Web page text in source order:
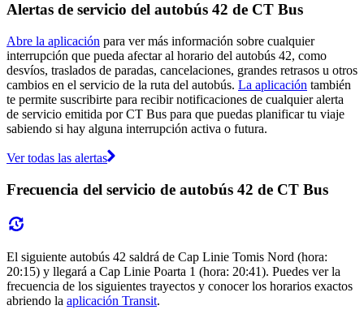
Alertas de servicio del autobús 42 de CT Bus
Abre la aplicación para ver más información sobre cualquier
interrupción que pueda afectar al horario del autobús 42, como
desvíos, traslados de paradas, cancelaciones, grandes retrasos u otros
cambios en el servicio de la ruta del autobús. La aplicación también
te permite suscribirte para recibir notificaciones de cualquier alerta
de servicio emitida por CT Bus para que puedas planificar tu viaje
sabiendo si hay alguna interrupción activa o futura.
Ver todas las alertas
Frecuencia del servicio de autobús 42 de CT Bus
El siguiente autobús 42 saldrá de Cap Linie Tomis Nord (hora:
20:15) y llegará a Cap Linie Poarta 1 (hora: 20:41). Puedes ver la
frecuencia de los siguientes trayectos y conocer los horarios exactos
abriendo la aplicación Transit.